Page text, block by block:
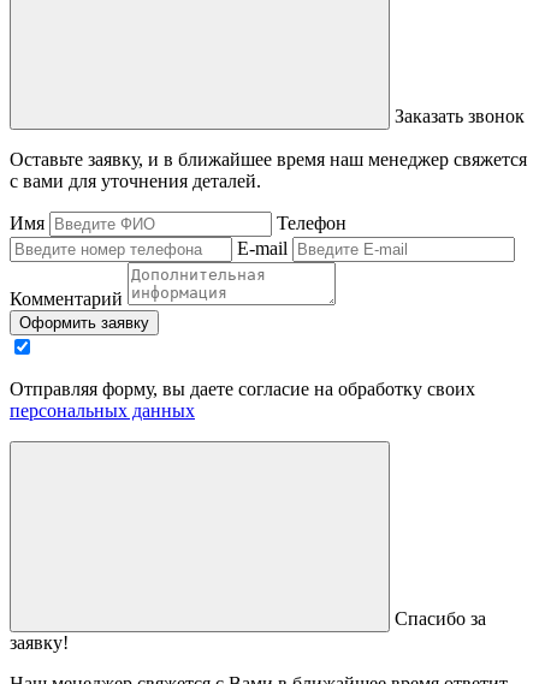
Заказать звонок
Оставьте заявку, и в ближайшее время наш менеджер свяжется
с вами для уточнения деталей.
Имя
Телефон
E-mail
Комментарий
Оформить заявку
Отправляя форму, вы даете согласие на обработку своих
персональных данных
Спасибо за
заявку!